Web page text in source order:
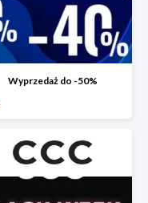
Wyprzedaż do -50%